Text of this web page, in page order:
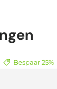
Bespaar 25%